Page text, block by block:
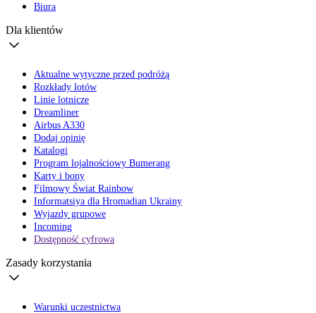
Biura
Dla klientów
Aktualne wytyczne przed podróżą
Rozkłady lotów
Linie lotnicze
Dreamliner
Airbus A330
Dodaj opinię
Katalogi
Program lojalnościowy Bumerang
Karty i bony
Filmowy Świat Rainbow
Informatsiya dla Hromadian Ukrainy
Wyjazdy grupowe
Incoming
Dostępność cyfrowa
Zasady korzystania
Warunki uczestnictwa